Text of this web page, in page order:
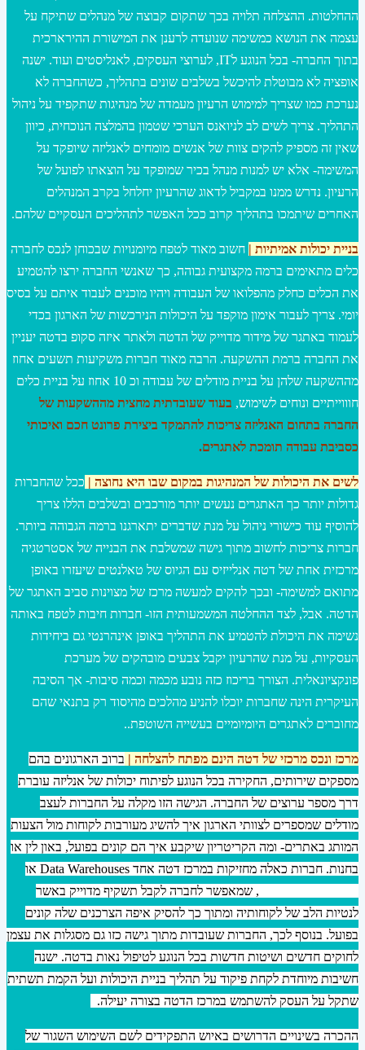
ההחלטות. ההצלחה תלויה בכך שתקום קבוצה של מנהלים שתיקח על
עצמה את הנושא כמשימה שנועדה לרענן את המישורת ההירארכית
בתוך החברה- בכל הנוגע לIT, לערוצי העסקים, לאנליסטים ועוד. ישנה
אופציה לא מבוטלת להיכשל בשלבים שונים בתהליך, כשהחברה לא
נערכת כמו שצריך למימוש הרעיון מעמדה של מנהיגות שתקפיד על ניהול
התהליך. צריך לשים לב לניואנס הערכי שטמון בהמלצה הנוכחית, כיוון
שאין זה מספיק להקים צוות של אנשים מומחים לאנליזה שיופקד על
המשימה- אלא יש למנות מנהל בכיר שמופקד על הוצאתו לפועל של
הרעיון. נדרש ממנו במקביל לדאוג שהרעיון יחלחל בקרב המנהלים
האחרים שיתמכו בתהליך קרוב ככל האפשר לתהליכים העסקיים שלהם.
בניית יכולות אמיתיות | חשוב מאוד לטפח מיומנויות שבכוחן לנכס לחברה
כלים מתאימים ברמה מקצועית גבוהה, כך שאנשי החברה ירצו להטמיע
את הכלים כחלק מהפלואו של העבודה ויהיו מוכנים לעבוד איתם על בסיס
יומי. צריך לעבור אימון מוקפד על היכולות הנירכשות של הארגון בכדי
לעמוד באתגר של מידור מדוייק של הדטה ולאתר איזה סקופ בדטה יעניין
את החברה ברמת ההשקעה. הרבה מאוד חברות משקיעות תשעים אחוז
מההשקעה שלהן על בניית מודלים של עבודה וכ 10 אחוז על בניית כלים
חוווייתיים ונוחים לשימוש, בעוד שעובדתית מחצית מההשקעות של
החברה בתחום האנליזה צריכות להתמקד ביצירת פרונט חכם ואיכותי
כסביבת עבודה תומכת לאתגרים.
לשים את היכולות של המנהיגות במקום שבו היא נחוצה | ככל שהחברות
גדולות יותר כך האתגרים נעשים יותר מורכבים ובשלבים הללו צריך
להוסיף עוד כישורי ניהול על מנת שדברים יתארגנו ברמה הגבוהה ביותר.
חברות צריכות לחשוב מתוך גישה שמשלבת את הבנייה של אסטרטגיה
מרכזית אחת של דטה אנלייזיס עם הגיוס של טאלנטים שיעזרו באופן
מתואם למשימה- ובכך להקים למעשה מרכז של מצוינות סביב האתגר של
הדטה. אבל, לצד ההחלטה המשמעותית הזו- חברות חיבות לטפח באותה
נשימה את היכולת להטמיע את התהליך באופן אינהרנטי גם ביחידות
העסקיות, על מנת שהרעיון יקבל צבעים מובהקים של מערכת
פונקציונאלית. הצורך בריכוז כזה נובע מכמה וכמה סיבות- אך הסיבה
העיקרית הינה שחברות יוכלו להניע מהלכים מהיסוד רק בתנאי שהם
מחוברים לאתגרים היומיומיים בעשייה השוטפת..
מרכז ונכס מרכזי של דטה הינם מפתח להצלחה | ברוב הארגונים בהם
מספקים שירותים, החקירה בכל הנוגע לפיתוח יכולות של אנליזה עוברת
דרך מספר ערוצים של החברה. הגישה הזו מקלה על החברות לעצב
מודלים שמספרים לצוותי הארגון איך להשיג מעורבות לקוחות מול הצעות
המותג באתרים- ומה הקריטריון שיקבע איך הם קונים בפועל, באון לין או
בחנות. חברות כאלה מחזיקות במרכז דטה אחד Data Warehouses או
Data Environments, שמאפשר לחברה לקבל תשקיף מדוייק באשר
לנטיות הלב של לקוחותיה ומתוך כך להסיק איפה הצרכנים שלה קונים
בפועל. בנוסף לכך, החברות שעובדות מתוך גישה כזו גם מסגלות את עצמן
לחוקים חדשים ושיטות חדשות בכל הנוגע לטיפול נאות בדטה. ישנה
חשיבות מיוחדת לקחת פיקוד על תהליך בניית היכולות ועל הקמת תשתית
שתקל על העסק להשתמש במרכז הדטה בצורה יעילה.
ההכרה בשינויים הדרושים באיוש התפקידים לשם השימוש השגור של